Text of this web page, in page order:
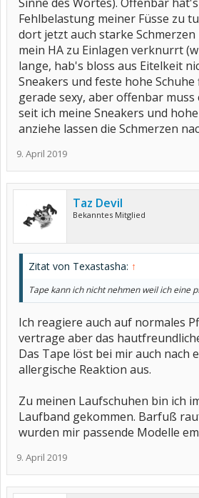
Fehlbelastung meiner Füsse zu
dort jetzt auch starke Schmerzen
mein HA zu Einlagen verknurrt
lange, hab's bloss aus Eitelkeit
Sneakers und feste hohe
gerade sexy, aber offenbar muss
seit ich meine Sneakers und
anziehe lassen die Schmerzen
9. April 2019
Taz Devil
Bekanntes Mitglied
Zitat von Texastasha: ↑
Tape kann ich nicht nehmen weil ich eine
Ich reagiere auch auf normales
vertrage aber das
Das Tape löst bei mir auch nach
allergische Reaktion aus.
Zu meinen Laufschuhen bin ich
Laufband gekommen. Barfuß
wurden mir passende Modelle
9. April 2019